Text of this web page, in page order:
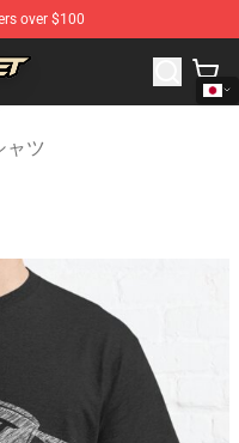
over $100
Store
ャツ